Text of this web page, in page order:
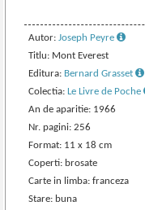
Autor:Joseph Peyre
Titlu: Mont Everest
Editura: Bernard Grasset
Colectia:Le Livre de Poche
An de aparitie: 1966
Nr. pagini: 256
Format: 11 x 18 cm
Coperti: brosate
Carte in limba: franceza
Stare: buna